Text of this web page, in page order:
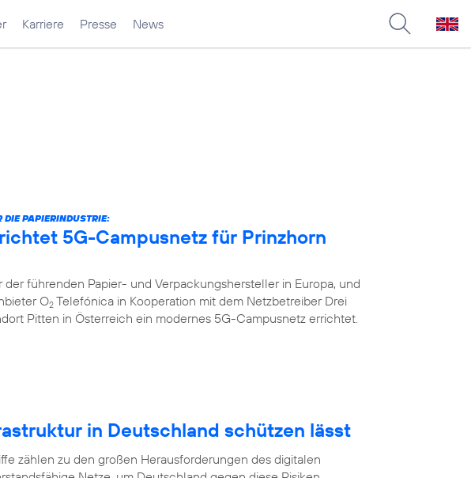
Karriere Presse News
PAPIERINDUSTRIE:
5G-Campusnetz für Prinzhorn
der führenden Papier- und Verpackungshersteller in Europa, und
O2 Telefónica in Kooperation mit dem Netzbetreiber Drei
Pitten in Österreich ein modernes 5G-Campusnetz errichtet.
in Deutschland schützen lässt
zählen zu den großen Herausforderungen des digitalen